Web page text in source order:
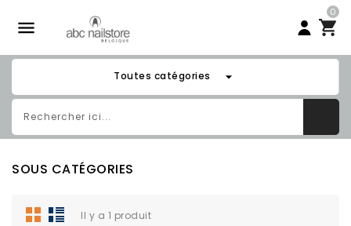

0
Toutes catégories arrow_drop_down
SOUS CATÉGORIES
Il y a 1 produit